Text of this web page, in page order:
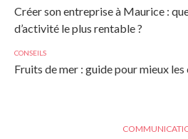
Créer son entreprise à Maurice :
d’activité le plus rentable ?
CONSEILS
Fruits de mer : guide pour mieux